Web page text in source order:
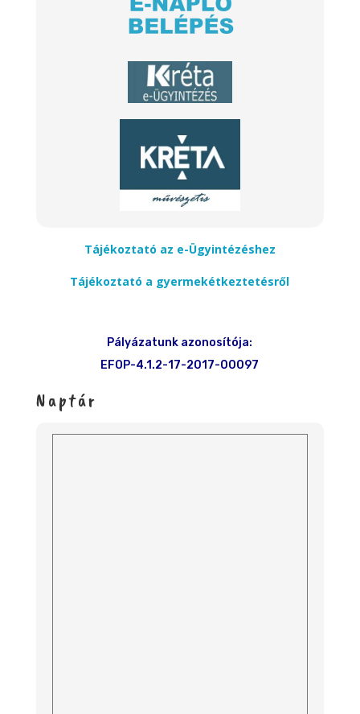
Tájékoztató az e-Ügyintézéshez
Tájékoztató a gyermekétkeztetésről
Pályázatunk azonosítója:
EFOP-4.1.2-17-2017-00097
Naptár